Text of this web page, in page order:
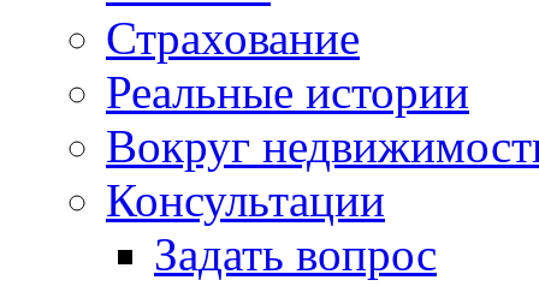
Страхование
Реальные истории
Вокруг
Консультации
Задать вопрос